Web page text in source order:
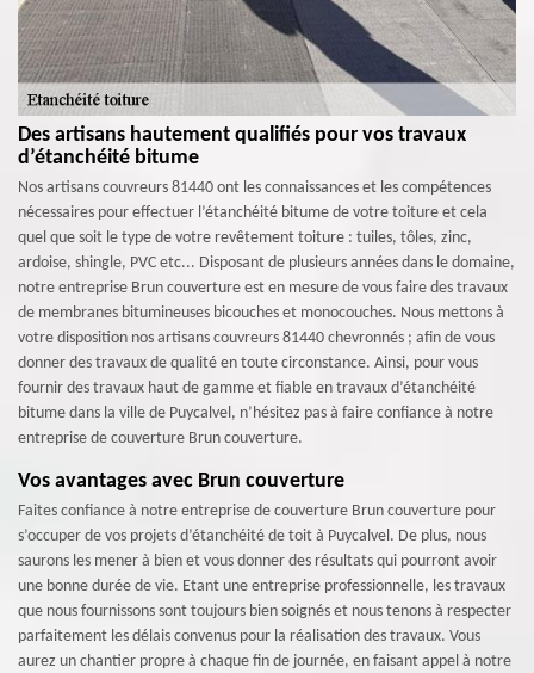
Des artisans hautement qualifiés pour vos travaux
d’étanchéité bitume
Nos artisans couvreurs 81440 ont les connaissances et les compétences
nécessaires pour effectuer l’étanchéité bitume de votre toiture et cela
quel que soit le type de votre revêtement toiture : tuiles, tôles, zinc,
ardoise, shingle, PVC etc... Disposant de plusieurs années dans le domaine,
notre entreprise Brun couverture est en mesure de vous faire des travaux
de membranes bitumineuses bicouches et monocouches. Nous mettons à
votre disposition nos artisans couvreurs 81440 chevronnés ; afin de vous
donner des travaux de qualité en toute circonstance. Ainsi, pour vous
fournir des travaux haut de gamme et fiable en travaux d’étanchéité
bitume dans la ville de Puycalvel, n’hésitez pas à faire confiance à notre
entreprise de couverture Brun couverture.
Vos avantages avec Brun couverture
Faites confiance à notre entreprise de couverture Brun couverture pour
s’occuper de vos projets d’étanchéité de toit à Puycalvel. De plus, nous
saurons les mener à bien et vous donner des résultats qui pourront avoir
une bonne durée de vie. Etant une entreprise professionnelle, les travaux
que nous fournissons sont toujours bien soignés et nous tenons à respecter
parfaitement les délais convenus pour la réalisation des travaux. Vous
aurez un chantier propre à chaque fin de journée, en faisant appel à notre